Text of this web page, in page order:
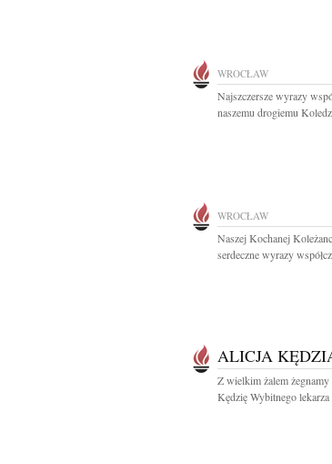
WROCŁAW
Najszczersze wyrazy
naszemu drogiemu
WROCŁAW
Naszej Kochanej
serdeczne wyrazy
ALICJA
Z wielkim żalem
Kędzię Wybitnego lekarza